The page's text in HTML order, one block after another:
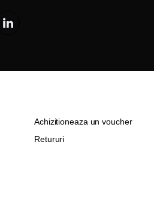
Achizitioneaza un voucher
Retururi